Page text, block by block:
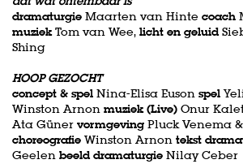
dramaturgie Maarten van Hinte coach
muziekTom van Wee, licht en geluid
Shing
HOOP GEZOCHT
concept & spel Nina-Elisa Euson spel
Winston Arnon muziek (Live) Onur
Ata Güner vormgeving Pluck Venema
choreografie Winston Arnon tekst
Geelen beeld dramaturgie Nilay Ceber